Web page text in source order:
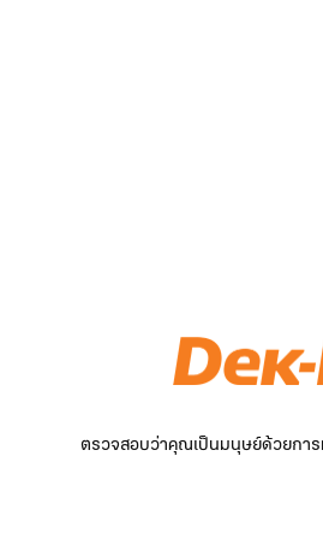
ตรวจสอบว่าคุณเป็นมนุษย์ด้วยการ